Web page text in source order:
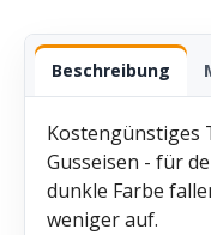
Beschreibung
Kostengünstiges
Gusseisen - für
dunkle Farbe
weniger auf.